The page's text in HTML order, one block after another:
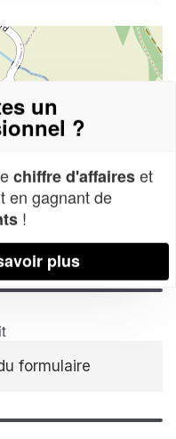
contributors,CC-BY-SA
formulaire
un
?
chiffre d'affaireset
en gagnant de
!
plus